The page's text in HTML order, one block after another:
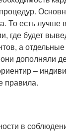
То есть лучше
где будет
а
дополняли
–
правила.
в